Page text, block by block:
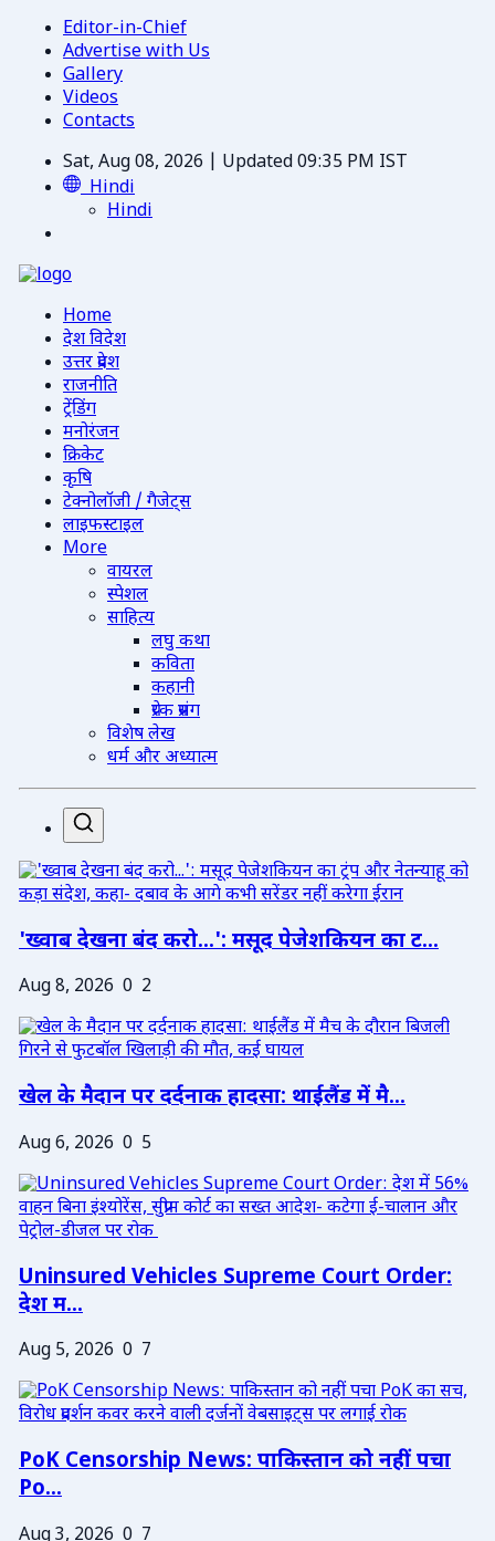
Editor-in-Chief
Advertise with Us
Gallery
Videos
Contacts
Sat, Aug 08, 2026 | Updated 09:35 PM IST
Hindi
Hindi
Home
देश विदेश
उत्तर प्रदेश
राजनीति
ट्रेंडिंग
मनोरंजन
क्रिकेट
कृषि
टेक्नोलॉजी / गैजेट्स
लाइफस्टाइल
More
वायरल
स्पेशल
साहित्य
लघु कथा
कविता
कहानी
प्रेरक प्रसंग
विशेष लेख
धर्म और अध्यात्म
'ख्वाब देखना बंद करो...': मसूद पेजेशकियन का ट...
Aug 8, 2026 0 2
खेल के मैदान पर दर्दनाक हादसा: थाईलैंड में मै...
Aug 6, 2026 0 5
Uninsured Vehicles Supreme Court Order:
देश म...
Aug 5, 2026 0 7
PoK Censorship News: पाकिस्तान को नहीं पचा
Po...
Aug 3, 2026 0 7